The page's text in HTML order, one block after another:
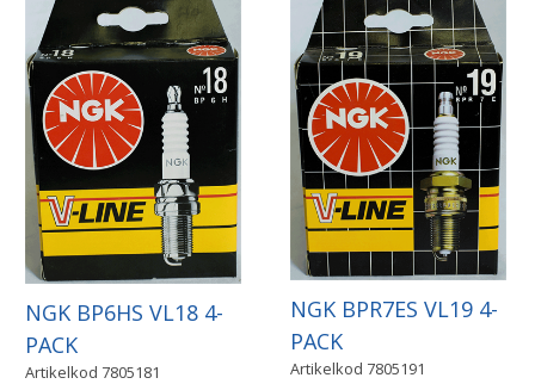
NGK BP6HS VL18 4-
PACK
Artikelkod 7805181
NGK BPR7ES VL19 4-
PACK
Artikelkod 7805191